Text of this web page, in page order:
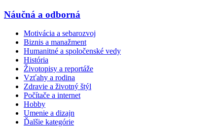
Náučná a odborná
Motivácia a sebarozvoj
Biznis a manažment
Humanitné a spoločenské vedy
História
Životopisy a reportáže
Vzťahy a rodina
Zdravie a životný štýl
Počítače a internet
Hobby
Umenie a dizajn
Ďalšie kategórie